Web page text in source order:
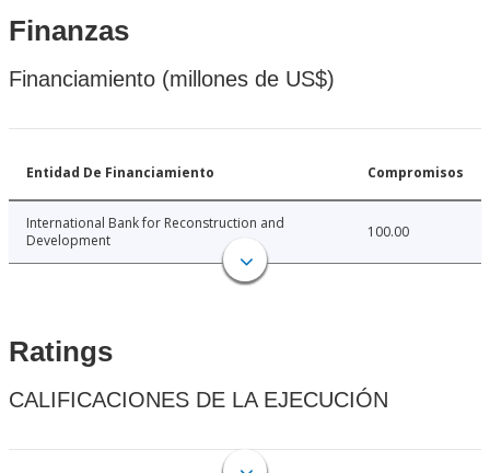
Finanzas
Financiamiento (millones de US$)
Entidad De Financiamiento Compromisos
International Bank for Reconstruction and
Development
100.00
Ratings
CALIFICACIONES DE LA EJECUCIÓN